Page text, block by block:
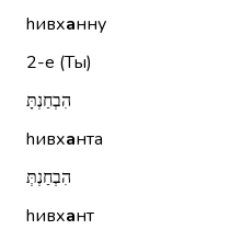
hивханну
2-е (Ты)
הִבְחַנְתָּ
hивханта
הִבְחַנְתְּ
hивхант